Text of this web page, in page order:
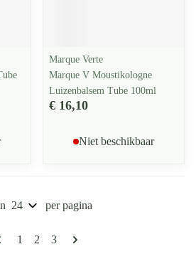
Marque Verte
Marque V Moustikologne
Luizenbalsem Tube 100ml
€ 16,10
Niet beschikbaar
Pagina's
U lees momenteel pagina
1 Pagina
2 Pagina
3
per pagina